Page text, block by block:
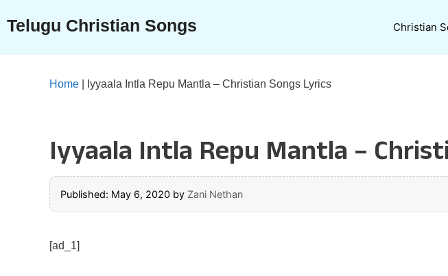
content
Telugu Christian Songs Christian
Home Iyyaala Intla Repu Mantla – Christian Songs Lyrics
Iyyaala Intla Repu Mantla –
Published: May 6, 2020 by Zani Nethan
[ad_1]